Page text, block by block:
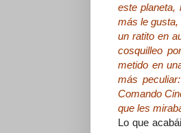
este
más le
un ratito en
cosquilleo
metido en
más
Comando
que les
Lo que